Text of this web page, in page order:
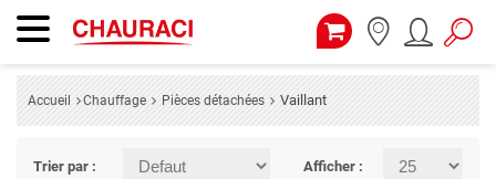
Accueil Chauffage Pièces détachées Vaillant
Trier par : Afficher :